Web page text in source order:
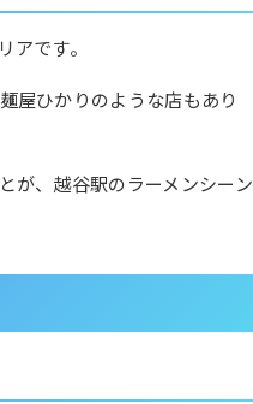
です。
屋ひかりのような店もあり
が、越谷駅のラーメンシーン